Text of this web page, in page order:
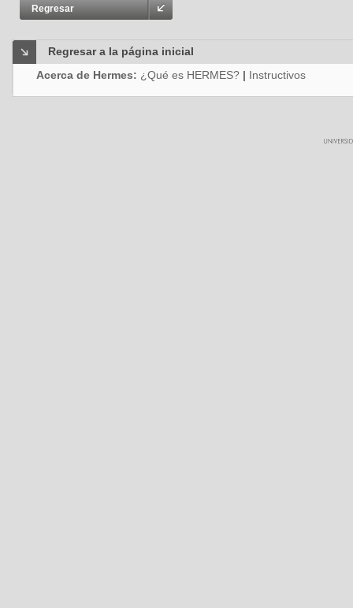
Regresar
Regresar a la página inicial
Acerca de Hermes: ¿Qué es HERMES? | Instructivos